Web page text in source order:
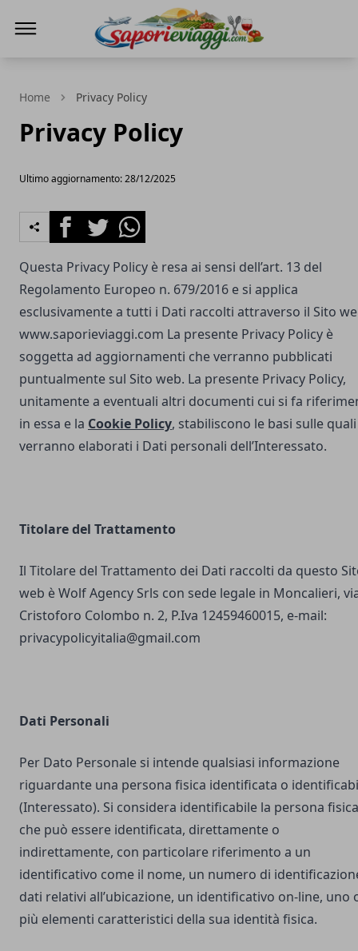
Home Privacy Policy
Privacy Policy
Ultimo aggiornamento: 28/12/2025
FacebookTwitterWhatsapp
Questa Privacy Policy è resa ai sensi dell’art. 13 del
Regolamento Europeo n. 679/2016 e si applica
esclusivamente a tutti i Dati raccolti attraverso il Sito
www.saporieviaggi.com La presente Privacy Policy è
soggetta ad aggiornamenti che verranno pubblicati
puntualmente sul Sito web. La presente Privacy Policy,
unitamente a eventuali altri documenti cui si fa
in essa e la Cookie Policy, stabiliscono le basi sulle quali
verranno elaborati i Dati personali dell’Interessato.
Titolare del Trattamento
Il Titolare del Trattamento dei Dati raccolti da questo
web è Wolf Agency Srls con sede legale in Moncalieri,
Cristoforo Colombo n. 2, P.Iva 12459460015, e-mail:
privacypolicyitalia@gmail.com
Dati Personali
Per Dato Personale si intende qualsiasi informazione
riguardante una persona fisica identificata o
(Interessato). Si considera identificabile la persona fisica
che può essere identificata, direttamente o
indirettamente, con particolare riferimento a un
identificativo come il nome, un numero di
dati relativi all’ubicazione, un identificativo on-line, uno
più elementi caratteristici della sua identità fisica.